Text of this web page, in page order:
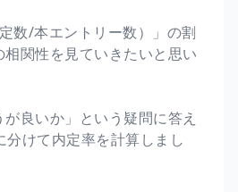
数/本エントリー数）」の割
関性を見ていきたいと思い
が良いか」という疑問に答え
分けて内定率を計算しまし